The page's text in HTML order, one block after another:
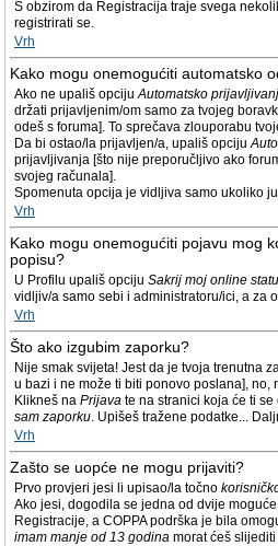
S obzirom da Registracija traje svega
registrirati se.
Vrh
Kako mogu onemogućiti automatsko
Ako ne upališ opcijuAutomatsko
držati prijavljenim/om samo za tvojeg
odeš s foruma]. To sprečava zlouporabu
Da bi ostao/la prijavljen/a, upališ opciju
prijavljivanja [što nije preporučljivo ako
svojeg računala].
Spomenuta opcija je vidljiva samo ukoliko
Vrh
Kako mogu onemogućiti pojavu mog
popisu?
U Profilu upališ opciju Sakrij moj online
vidljiv/a samo sebi i administratoru/ici, a za
Vrh
Što ako izgubim zaporku?
Nije smak svijeta! Jest da je tvoja trenutna
u bazi i ne može ti biti ponovo poslana], no,
Klikneš na Prijava te na stranici koja će ti
sam zaporku. Upišeš tražene podatke...
Vrh
Zašto se uopće ne mogu prijaviti?
Prvo provjeri jesi li upisao/la točno
Ako jesi, dogodila se jedna od dvije
Registracije, a COPPA podrška je bila
imam manje od 13 godina morat ćeš